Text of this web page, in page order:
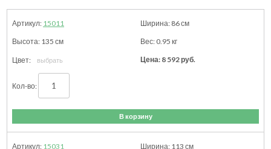
15011 86см
135 см 0.95 кг
8 592руб.
В корзину
15031 113 см